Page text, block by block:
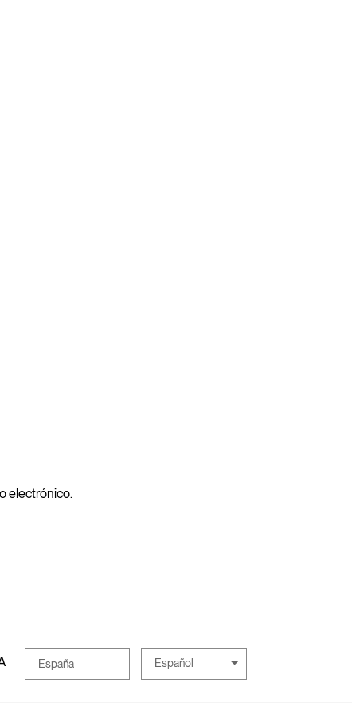
electrónico.
España Español